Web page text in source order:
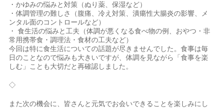
・かゆみの悩みと対策（ぬり薬、保湿など）
・体調管理の難しさ（腹痛、冷え対策、潰瘍性大腸炎の影響、メ
ンタル面のコントロールなど）
・ 食生活の悩みと工夫（体調が悪くなる食べ物の例、おやつ・非
常用携帯食・調理法・食材の工夫など）
今回は特に食生活についての話題が尽きませんでした。食事は毎
日のことなので悩みも大きいですが、体調を見ながら「食事を楽
しむ」ことも大切だと再確認しました。
◇
また次の機会に、皆さんと元気でお会いできることを楽しみにし